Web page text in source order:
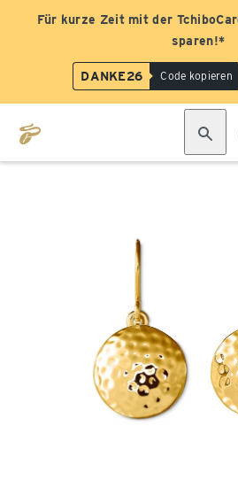
Für kurze Zeit mit der
sparen!*
DANKE26 Code kopieren